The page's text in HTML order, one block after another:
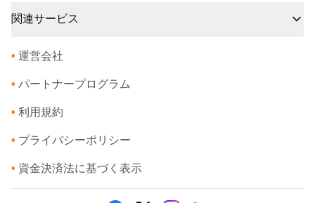
関連サービス
• 運営会社
• パートナープログラム
• 利用規約
• プライバシーポリシー
• 資金決済法に基づく表示